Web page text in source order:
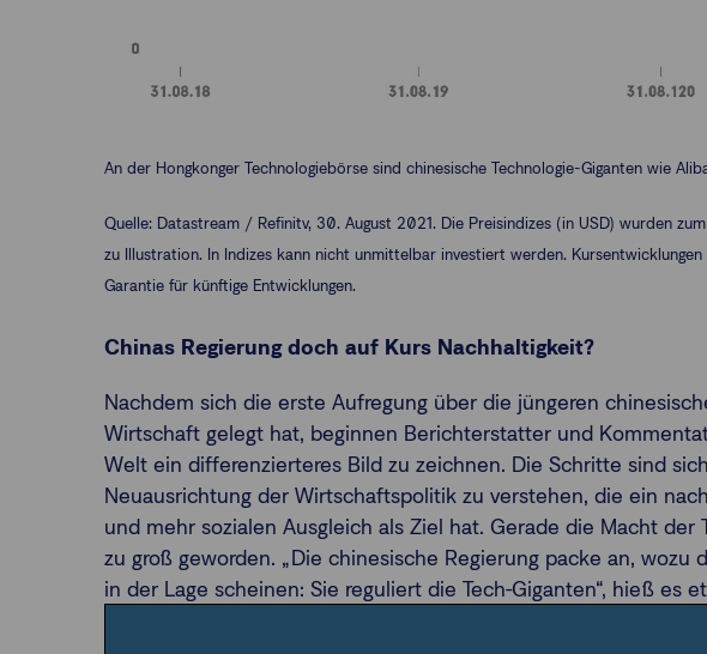
An der Hongkonger Technologiebörse sind chinesische Technologie-Giganten wie
Quelle: Datastream / Refinitv, 30. August 2021. Die Preisindizes (in USD) wurden
zu Illustration. In Indizes kann nicht unmittelbar investiert werden. Kursentwicklungen
Garantie für künftige Entwicklungen.
Chinas Regierung doch auf Kurs Nachhaltigkeit?
Nachdem sich die erste Aufregung über die jüngeren
Wirtschaft gelegt hat, beginnen Berichterstatter und
Welt ein differenzierteres Bild zu zeichnen. Die Schritte sind
Neuausrichtung der Wirtschaftspolitik zu verstehen, die ein
und mehr sozialen Ausgleich als Ziel hat. Gerade die Macht der
zu groß geworden. „Die chinesische Regierung packe an, wozu
in der Lage scheinen: Sie reguliert die Tech-Giganten“, hieß es